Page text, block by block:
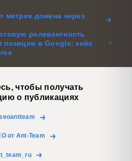
метрик домена через
релевантность
позиции в Google: кейс
чтобы получать
о публикациях
от Ant-Team